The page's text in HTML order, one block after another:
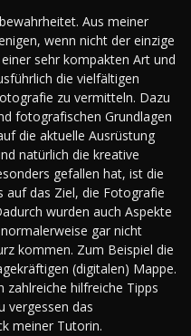
Aus meiner
wenn nicht der einzige
sehr kompakten Art und
die vielfältigen
zu vermitteln. Dazu
fotografischen Grundlagen
die aktuelle Ausrüstung
natürlich die kreative
gefallen hat, ist die
auf das Ziel, die Fotografie
wurden auch Aspekte
gar nicht
kommen. Zum Beispiel die
(digitalen) Mappe.
zahlreiche hilfreiche Tipps
vergessen das
meiner Tutorin.